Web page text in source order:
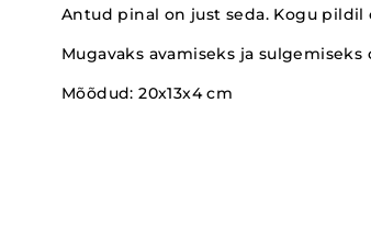
Antud pinal on just seda. Kogu pildil
Mugavaks avamiseks ja
Mõõdud:20x13x4 cm